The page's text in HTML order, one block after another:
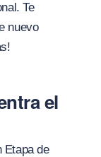
Te
nuevo
el
Etapa de